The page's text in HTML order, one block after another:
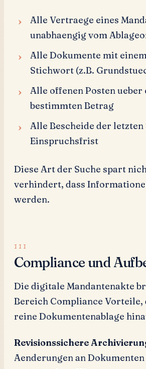
Alle Vertraege eines
unabhaengig vom
Alle Dokumente mit
Stichwort (z.B.
Alle offenen Posten ueber
bestimmten Betrag
Alle Bescheide der letzten
Einspruchsfrist
Diese Art der Suche spart
verhindert, dass
werden.
Compliance und
Die digitale Mandantenakte
Bereich Compliance Vorteile,
reine Dokumentenablage
Revisionssichere
Aenderungen an